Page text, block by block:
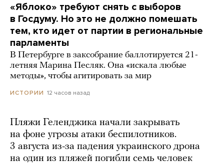
«Яблоко» требуют снять с выборов
в Госдуму. Но это не должно помешать
тем, кто идет от партии в региональные
парламенты
В Петербурге в заксобрание баллотируется 21-
летняя Марина Песляк. Она «искала любые
методы», чтобы агитировать за мир
ИСТОРИИ 12 часов назад
Пляжи Геленджика начали закрывать
на фоне угрозы атаки беспилотников.
3 августа из-за падения украинского дрона
на один из пляжей погибли семь человек